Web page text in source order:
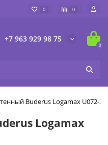
0 0
+7 963 929 98 75
0
Buderus Logamax U072-
Logamax